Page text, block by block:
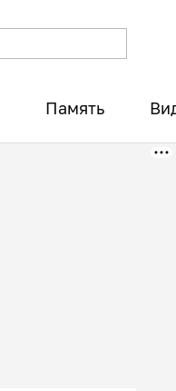
Память